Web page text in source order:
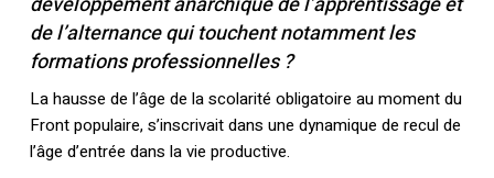
de l’alternance qui touchent notamment les
formations professionnelles ?
La hausse de l’âge de la scolarité obligatoire au moment du
Front populaire, s’inscrivait dans une dynamique de recul de
l’âge d’entrée dans la vie productive.